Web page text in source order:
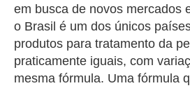
em busca de novos mercados
o Brasil é um dos únicos
produtos para tratamento da
praticamente iguais, com
mesma fórmula. Uma fórmula